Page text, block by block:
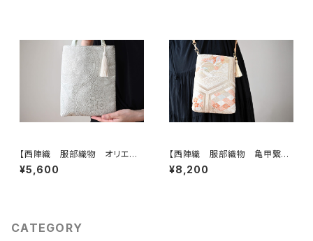
【西陣織 服部織物 オリエン
ト更紗 華紋様 薄グリーン・シ
ルバー シルク帯リメイク ミニ
¥5,600
【西陣織 服部織物 亀甲繋ぎ
に鳳凰・花模様 帯リメイク
スマホショルダーバッグ】日常使
¥8,200
CATEGORY